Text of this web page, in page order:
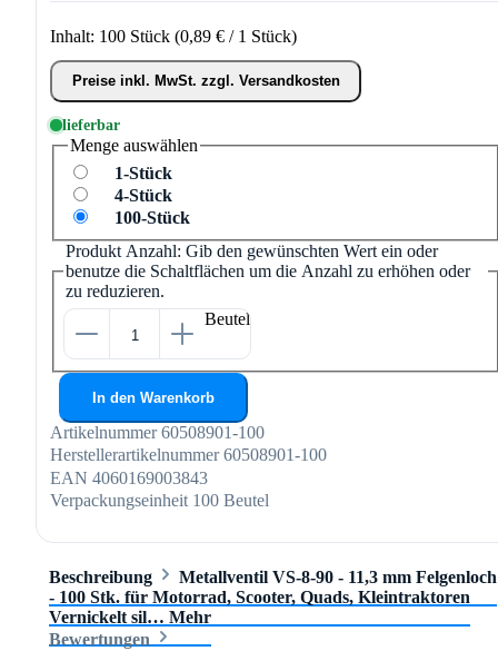
Inhalt: 100 Stück (0,89 € / 1 Stück)
Preise inkl. MwSt. zzgl. Versandkosten
lieferbar
Menge auswählen
1-Stück
4-Stück
100-Stück
Produkt Anzahl: Gib den gewünschten Wert ein oder
benutze die Schaltflächen um die Anzahl zu erhöhen oder
zu reduzieren.
Beutel
In den Warenkorb
Artikelnummer 60508901-100
Herstellerartikelnummer 60508901-100
EAN 4060169003843
Verpackungseinheit 100 Beutel
Beschreibung
Metallventil VS-8-90 - 11,3 mm Felgenloch
- 100 Stk. für Motorrad, Scooter, Quads, Kleintraktoren
Vernickelt sil… Mehr
Bewertungen